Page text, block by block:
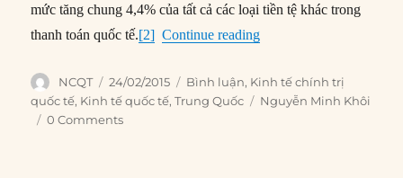
mức tăng chung 4,4% của tất cả các loại tiền tệ khác trong
thanh toán quốc tế.[2] Continue reading“TQ quốc tế hóa đồng
Author
NCQT
Posted
on
24/02/2015 Categories
Bình luận, Kinh tế chính trị
quốc tế, Kinh tế quốc tế,Trung Quốc Tags
Nguyễn Minh Khôi
0 Comments